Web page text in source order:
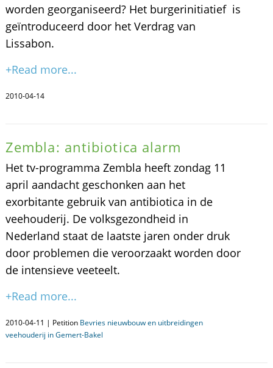
worden georganiseerd? Het burgerinitiatief is
geïntroduceerd door het Verdrag van
Lissabon.
+Read more...
2010-04-14
Zembla: antibiotica alarm
Het tv-programma Zembla heeft zondag 11
april aandacht geschonken aan het
exorbitante gebruik van antibiotica in de
veehouderij. De volksgezondheid in
Nederland staat de laatste jaren onder druk
door problemen die veroorzaakt worden door
de intensieve veeteelt.
+Read more...
2010-04-11 | Petition Bevries nieuwbouw en uitbreidingen
veehouderij in Gemert-Bakel